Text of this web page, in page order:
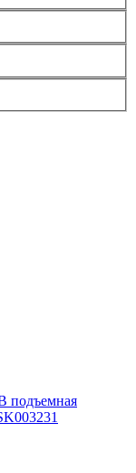
подъемная